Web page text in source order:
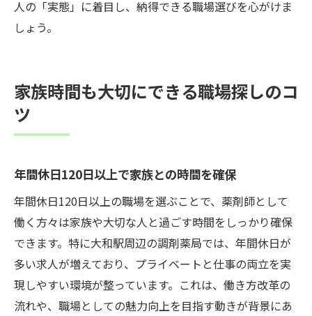
人の「実態」に着目し、納得できる職場選びを心がけま
しょう。
家族時間も大切にできる職場探しのコ
ツ
年間休日120日以上で家族との時間を確保
年間休日120日以上の職場を選ぶことで、薬剤師として
働く方々は家族や大切な人と過ごす時間をしっかり確保
できます。特に大和駅周辺の調剤薬局では、年間休日が
多い求人が増えており、プライベートと仕事の両立を実
現しやすい環境が整っています。これは、働き方改革の
流れや、職場としての魅力向上を目指す動きが背景にあ